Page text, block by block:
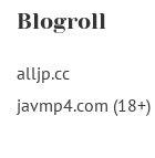
Blogroll
alljp.cc
javmp4.com (18+)